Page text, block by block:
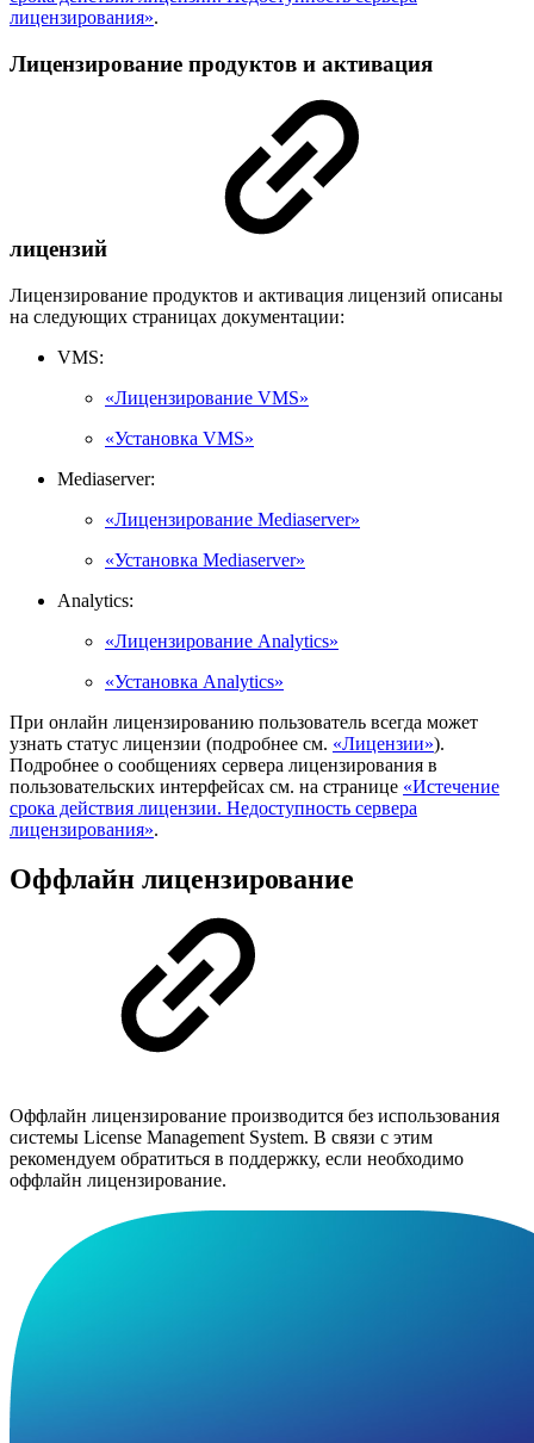
лицензирования».
Лицензирование продуктов и активация
лицензий
Лицензирование продуктов и активация лицензий описаны
на следующих страницах документации:
VMS:
«Лицензирование VMS»
«Установка VMS»
Mediaserver:
«Лицензирование Mediaserver»
«Установка Mediaserver»
Analytics:
«Лицензирование Analytics»
«Установка Analytics»
При онлайн лицензированию пользователь всегда может
узнать статус лицензии (подробнее см. «Лицензии»).
Подробнее о сообщениях сервера лицензирования в
пользовательских интерфейсах см. на странице «Истечение
срока действия лицензии. Недоступность сервера
лицензирования».
Оффлайн лицензирование
Оффлайн лицензирование производится без использования
системы License Management System. В связи с этим
рекомендуем обратиться в поддержку, если необходимо
оффлайн лицензирование.